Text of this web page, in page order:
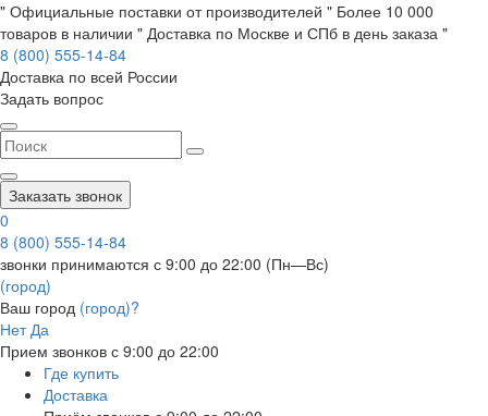
" Официальные поставки от производителей " Более 10 000
товаров в наличии " Доставка по Москве и СПб в день заказа "
8 (800) 555-14-84
Доставка по всей России
Задать вопрос
Заказать звонок
0
8 (800) 555-14-84
звонки принимаются с 9:00 до 22:00 (Пн—Вс)
(город)
Ваш город (город)?
Нет Да
Прием звонков с 9:00 до 22:00
Где купить
Доставка